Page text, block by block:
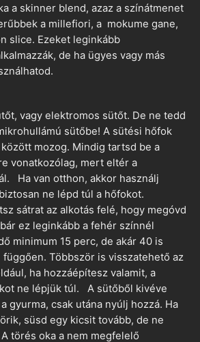
a skinner blend, azaz a színátmenet
a millefiori, a mokume gane,
slice. Ezeket leginkább
de ha ügyes vagy más
vagy elektromos sütőt. De ne tedd
sütőbe! A sütési hőfok
mozog. Mindig tartsd be a
vonatkozólag, mert eltér a
Ha van otthon, akkor használj
ne lépd túl a hőfokot.
sátrat az alkotás felé, hogy megóvd
ez leginkább a fehér színnél
minimum 15 perc, de akár 40 is
függően. Többször is visszatehető az
ha hozzáépítesz valamit, a
ne lépjük túl. A sütőből kivéve
gyurma, csak utána nyúlj hozzá. Ha
süsd egy kicsit tovább, de ne
törés oka a nem megfelelő